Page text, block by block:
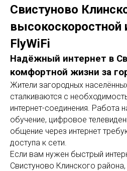
Свистуново
высокоскоростной
FlyWiFi
Надёжный интернет в
комфортной жизни за
Жители загородных
сталкиваются с
интернет-соединения. Работа
обучение, цифровое
общение через интернет
доступа к сети.
Если вам нужен быстрый
Свистуново Клинского